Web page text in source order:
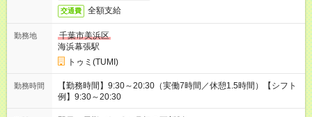
交通費 全額支給
勤務地
千葉市美浜区
海浜幕張駅
トゥミ(TUMI)
勤務時間
【勤務時間】9:30～20:30（実働7時間／休憩1.5時間）【シフト
例】9:30～20:30